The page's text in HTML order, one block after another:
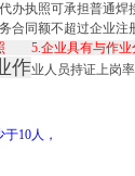
办执照可承担普通焊
合同额不超过企业注
5.企业具有与作业
作业人员持证上岗率
10人，